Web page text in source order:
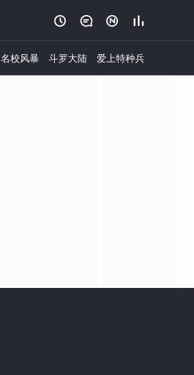
   
名校风暴 斗罗大陆 爱上特种兵